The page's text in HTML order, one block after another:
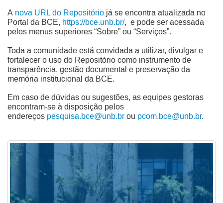
A nova URL do Repositório já se encontra atualizada no
Portal da BCE, https://bce.unb.br/, e pode ser acessada
pelos menus superiores “Sobre” ou “Serviços”.
Toda a comunidade está convidada a utilizar, divulgar e
fortalecer o uso do Repositório como instrumento de
transparência, gestão documental e preservação da
memória institucional da BCE.
Em caso de dúvidas ou sugestões, as equipes gestoras
encontram-se à disposição pelos
endereços pesquisa.bce@unb.br ou pcom.bce@unb.br.